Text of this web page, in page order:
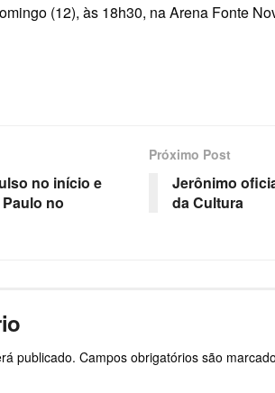
(12), às 18h30, na Arena Fonte
no início e
no
Próximo Post
Jerônimo
da Cultura
publicado. Campos obrigatórios são